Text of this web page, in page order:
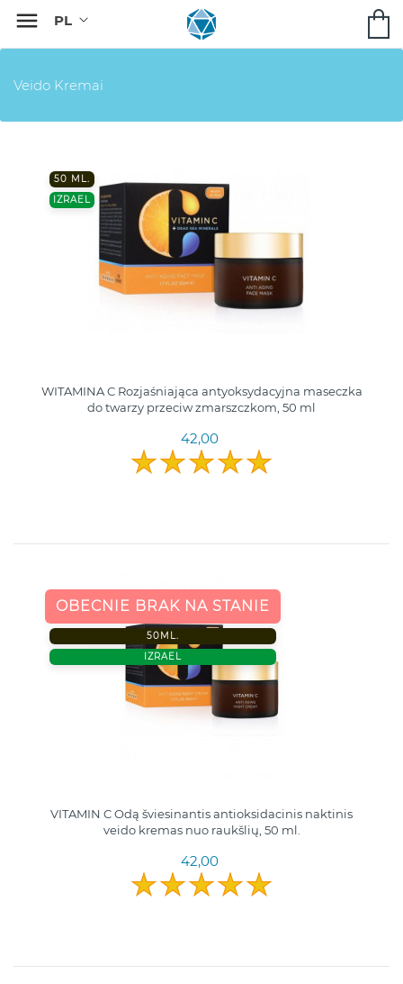

Veido Kremai
50 ML.
IZRAEL
WITAMINA C Rozjaśniająca antyoksydacyjna maseczka
do twarzy przeciw zmarszczkom, 50 ml
42,00
OBECNIE BRAK NA STANIE
50ML.
IZRAEL
VITAMIN C Odą šviesinantis antioksidacinis naktinis
veido kremas nuo raukšlių, 50 ml.
42,00